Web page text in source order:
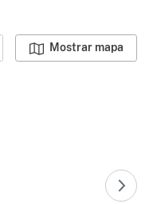
Mostrar mapa